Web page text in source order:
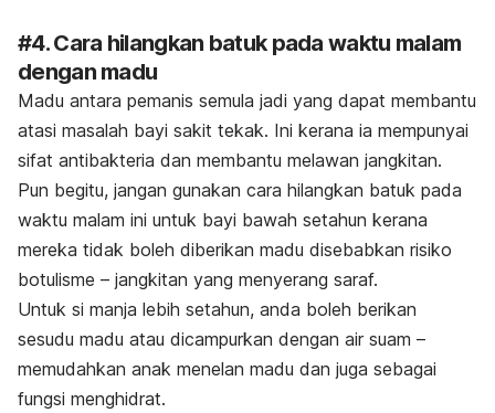
#4. Cara hilangkan batuk pada waktu malam
dengan madu
Madu antara pemanis semula jadi yang dapat membantu
atasi masalah bayi sakit tekak. Ini kerana ia mempunyai
sifat antibakteria dan membantu melawan jangkitan.
Pun begitu, jangan gunakan cara hilangkan batuk pada
waktu malam ini untuk bayi bawah setahun kerana
mereka tidak boleh diberikan madu disebabkan risiko
botulisme – jangkitan yang menyerang saraf.
Untuk si manja lebih setahun, anda boleh berikan
sesudu madu atau dicampurkan dengan air suam –
memudahkan anak menelan madu dan juga sebagai
fungsi menghidrat.